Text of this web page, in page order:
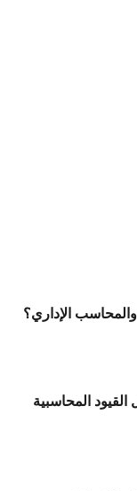
الإداري؟
المحاسبية